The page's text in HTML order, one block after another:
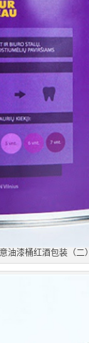
油漆桶红酒包装（二）